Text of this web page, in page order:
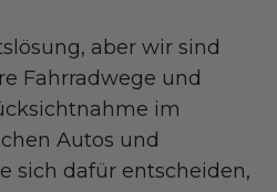
aber wir sind
Fahrradwege und
im
Autos und
sich dafür entscheiden,